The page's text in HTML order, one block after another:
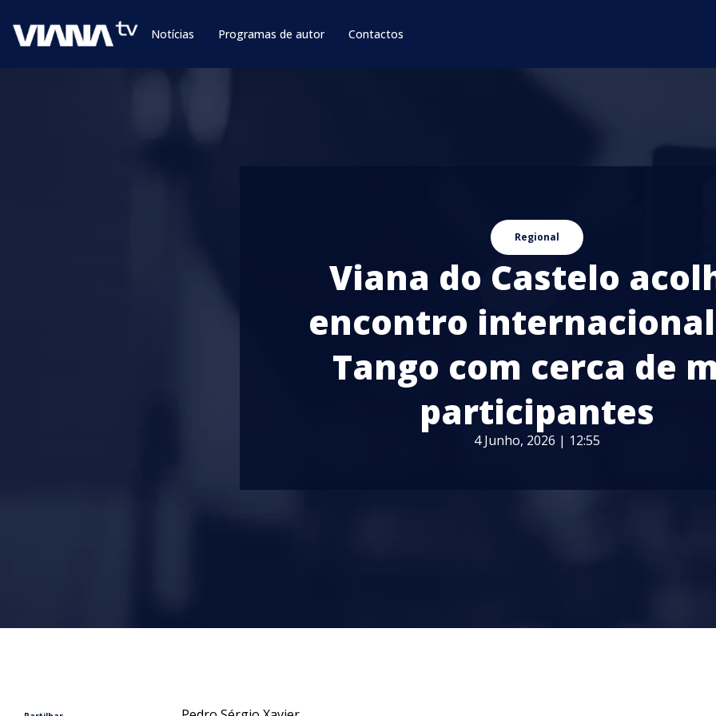
Notícias Programas de autor Contactos
Regional
Viana do Castelo
encontro
Tango com cerca de
participantes
4 Junho, 2026 | 12:55